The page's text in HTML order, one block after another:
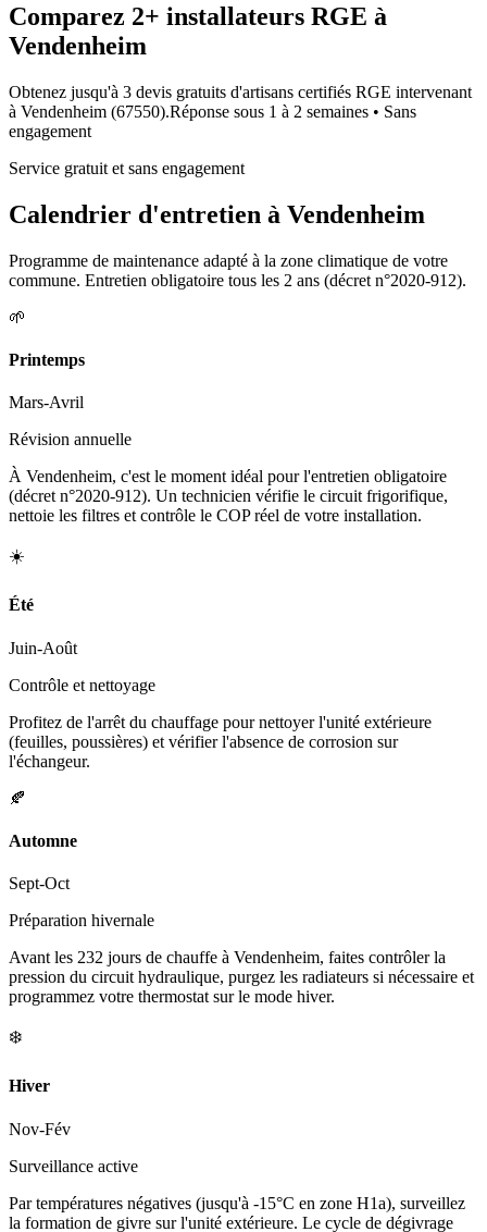
Comparez 2+ installateurs RGE à
Vendenheim
Obtenez jusqu'à 3 devis gratuits d'artisans certifiés RGE intervenant
à Vendenheim (67550).Réponse sous 1 à 2 semaines • Sans
engagement
Service gratuit et sans engagement
Calendrier d'entretien à Vendenheim
Programme de maintenance adapté à la zone climatique de votre
commune. Entretien obligatoire tous les 2 ans (décret n°2020-912).
🌱
Printemps
Mars-Avril
Révision annuelle
À Vendenheim, c'est le moment idéal pour l'entretien obligatoire
(décret n°2020-912). Un technicien vérifie le circuit frigorifique,
nettoie les filtres et contrôle le COP réel de votre installation.
☀️
Été
Juin-Août
Contrôle et nettoyage
Profitez de l'arrêt du chauffage pour nettoyer l'unité extérieure
(feuilles, poussières) et vérifier l'absence de corrosion sur
l'échangeur.
🍂
Automne
Sept-Oct
Préparation hivernale
Avant les 232 jours de chauffe à Vendenheim, faites contrôler la
pression du circuit hydraulique, purgez les radiateurs si nécessaire et
programmez votre thermostat sur le mode hiver.
❄️
Hiver
Nov-Fév
Surveillance active
Par températures négatives (jusqu'à -15°C en zone H1a), surveillez
la formation de givre sur l'unité extérieure. Le cycle de dégivrage